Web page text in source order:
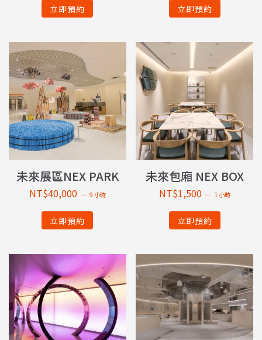
立即預約 立即預約
未來展區NEX PARK
NT$40,000 9 小時
立即預約
未來包廂 NEX BOX
NT$1,500 1 小時
立即預約